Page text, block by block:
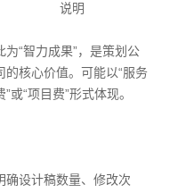
说明
为“智力成果”，是策划公
的核心价值。可能以“服务
”或“项目费”形式体现。
确设计稿数量、修改次